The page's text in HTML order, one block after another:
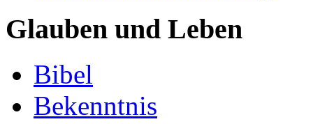
Glauben und Leben
Bibel
Bekenntnis